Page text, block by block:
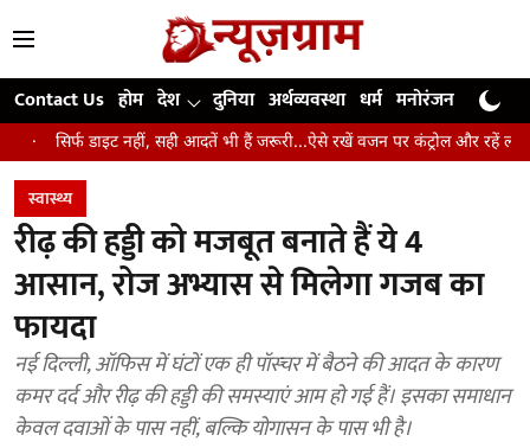
Contact Us होम देश दुनिया अर्थव्यवस्था धर्म मनोरंजन खेल
नहीं, सही आदतें भी हैं जरूरी...ऐसे रखें वजन पर कंट्रोल और रहें लंबे समय तक स्वस्थ
स्वास्थ्य
रीढ़ की हड्डी को मजबूत बनाते हैं ये 4
आसान, रोज अभ्यास से मिलेगा गजब का
फायदा
नई दिल्ली, ऑफिस में घंटों एक ही पॉस्चर में बैठने की आदत के कारण
कमर दर्द और रीढ़ की हड्डी की समस्याएं आम हो गई हैं। इसका समाधान
केवल दवाओं के पास नहीं, बल्कि योगासन के पास भी है।